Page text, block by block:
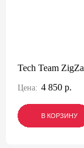
Tech Team
Цена: 4 850 р.
В КОРЗИНУ
В КОРЗИНУ
В КОРЗИНУ